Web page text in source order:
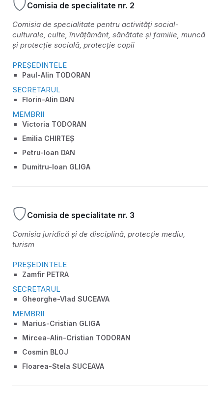
Comisia de specialitate nr. 2
Comisia de specialitate pentru activități social-
culturale, culte, învățământ, sănătate și familie, muncă
și protecție socială, protecție copii
PREȘEDINTELE
Paul-Alin TODORAN
SECRETARUL
Florin-Alin DAN
MEMBRII
Victoria TODORAN
Emilia CHIRTEȘ
Petru-Ioan DAN
Dumitru-Ioan GLIGA
Comisia de specialitate nr. 3
Comisia juridică și de disciplină, protecție mediu,
turism
PREȘEDINTELE
Zamfir PETRA
SECRETARUL
Gheorghe-Vlad SUCEAVA
MEMBRII
Marius-Cristian GLIGA
Mircea-Alin-Cristian TODORAN
Cosmin BLOJ
Floarea-Stela SUCEAVA